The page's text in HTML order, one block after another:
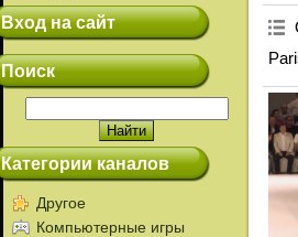
Вход на сайт
Поиск
Категории каналов
Другое
Компьютерные игры